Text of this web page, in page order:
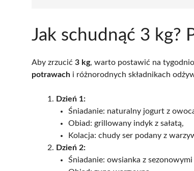
Jak schudnąć 3 kg?
Aby zrzucić 3 kg, warto postawić na
potrawach i różnorodnych składnikach
Dzień 1:
Śniadanie: naturalny jogurt z
Obiad: grillowany indyk z sałatą,
Kolacja: chudy ser podany z
Dzień 2:
Śniadanie: owsianka z